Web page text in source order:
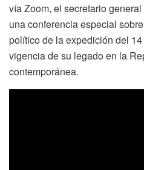
vía Zoom, el secretario
una conferencia especial
político de la expedición del
vigencia de su legado en la
contemporánea.